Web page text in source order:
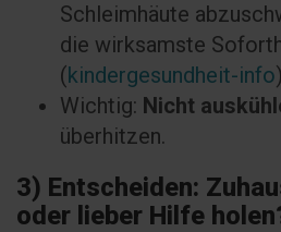
Schleimhäute
die wirksamste
(kindergesundheit-info
Wichtig: Nicht
überhitzen.
3) Entscheiden:
oder lieber Hilfe